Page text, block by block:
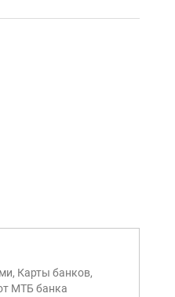
Карты банков,
МТБ банка